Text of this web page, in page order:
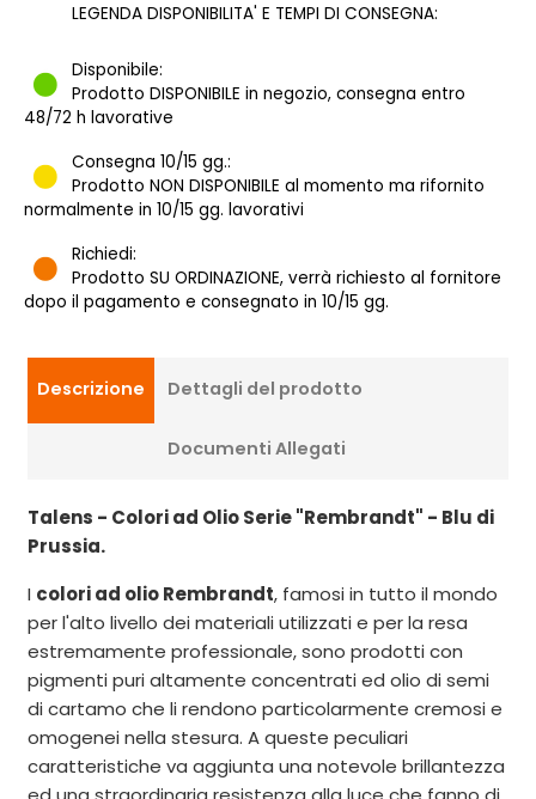
LEGENDA DISPONIBILITA' E TEMPI DI CONSEGNA:
Disponibile:
Prodotto DISPONIBILE in negozio, consegna entro
48/72 h lavorative
Consegna 10/15 gg.:
Prodotto NON DISPONIBILE al momento ma rifornito
normalmente in 10/15 gg. lavorativi
Richiedi:
Prodotto SU ORDINAZIONE, verrà richiesto al fornitore
dopo il pagamento e consegnato in 10/15 gg.
Descrizione Dettagli del prodotto
Documenti Allegati
Talens - Colori ad Olio Serie "Rembrandt" - Blu di
Prussia.
I colori ad olio Rembrandt, famosi in tutto il mondo
per l'alto livello dei materiali utilizzati e per la resa
estremamente professionale, sono prodotti con
pigmenti puri altamente concentrati ed olio di semi
di cartamo che li rendono particolarmente cremosi e
omogenei nella stesura. A queste peculiari
caratteristiche va aggiunta una notevole brillantezza